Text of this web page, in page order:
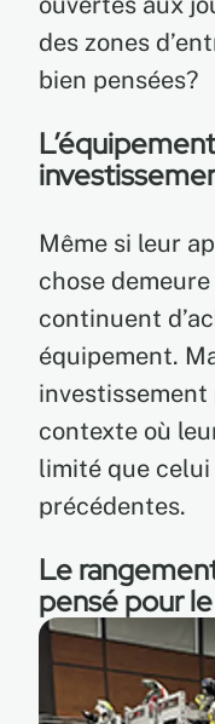
des zones
bien pensées?
Même si leur
chose
continuent
équipement.
contexte où
limité que
précédentes.
Le
pensé pour